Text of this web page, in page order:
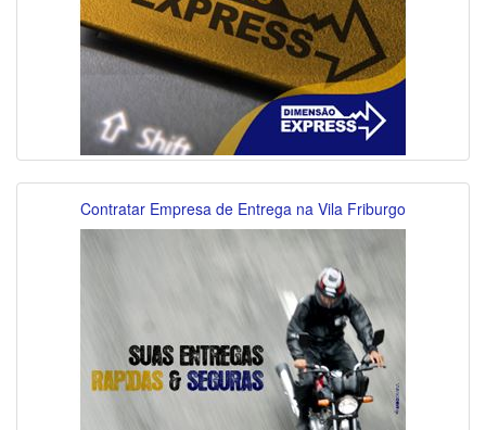
Contratar Empresa de Entrega na Vila Friburgo